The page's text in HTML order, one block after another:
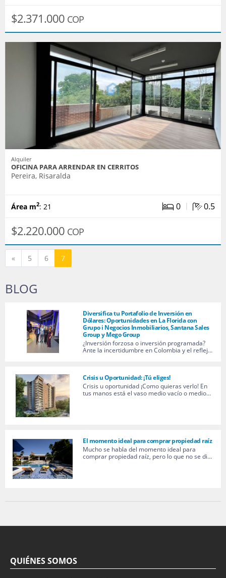
$2.371.000 COP
Alquiler
OFICINA PARA ARRENDAR EN CERRITOS
Pereira, Risaralda
Área m2: 21 0 | 0.5
$2.220.000 COP
« Anterior
5 6 7
BLOG
Diversifica tu Portafolio de Inversión en
Dólares: Oportunidades en La Florida con
Grupo i Negocios Inmobiliarios, Santana Sales
Group y Mego Group
¿Inversión forzosa o inversión programada?
Ante la incertidumbre en Colombia y el reflej…
Crisis u Oportunidad: ¡Tú eliges!
Crisis u oportunidad ¡Como quieras verlo! En
tus manos está el vaso medio vacío o medio…
El momento ideal para comprar propiedad raíz
Mucho se habla del momento ideal para
comprar propiedad raíz, pero lo que no se di…
QUIÉNES SOMOS